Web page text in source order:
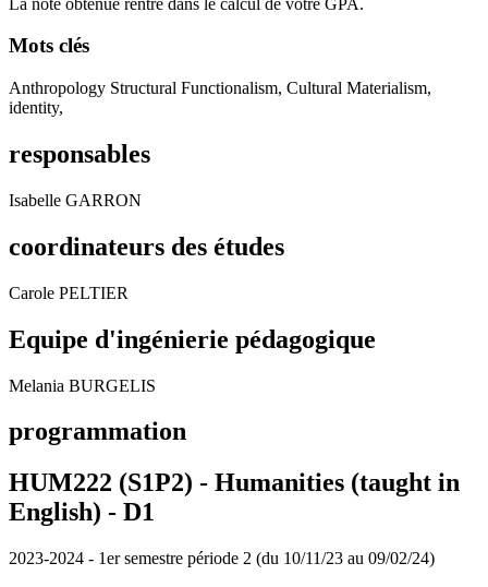
Mots clés
Anthropology Structural Functionalism, Cultural Materialism,
identity,
responsables
Isabelle GARRON
coordinateurs des études
Carole PELTIER
Equipe d'ingénierie pédagogique
Melania BURGELIS
programmation
HUM222 (S1P2) - Humanities (taught in
English) - D1
2023-2024 - 1er semestre période 2 (du 10/11/23 au 09/02/24)